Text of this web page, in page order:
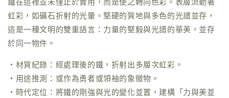
虹彩，如礦石折射的光暈。堅硬的質地與多色的光譜並存，
這是一種文明的雙重語言：力量的堅毅與光譜的華美，並存
於同一物件。
・材質紀錄：經處理後的鐵，折射出多層次虹彩。
・用途推測：或作為勇者或領袖的象徵物。
・時代定位：將鐵的剛強與光的變化並置，建構「力與美並